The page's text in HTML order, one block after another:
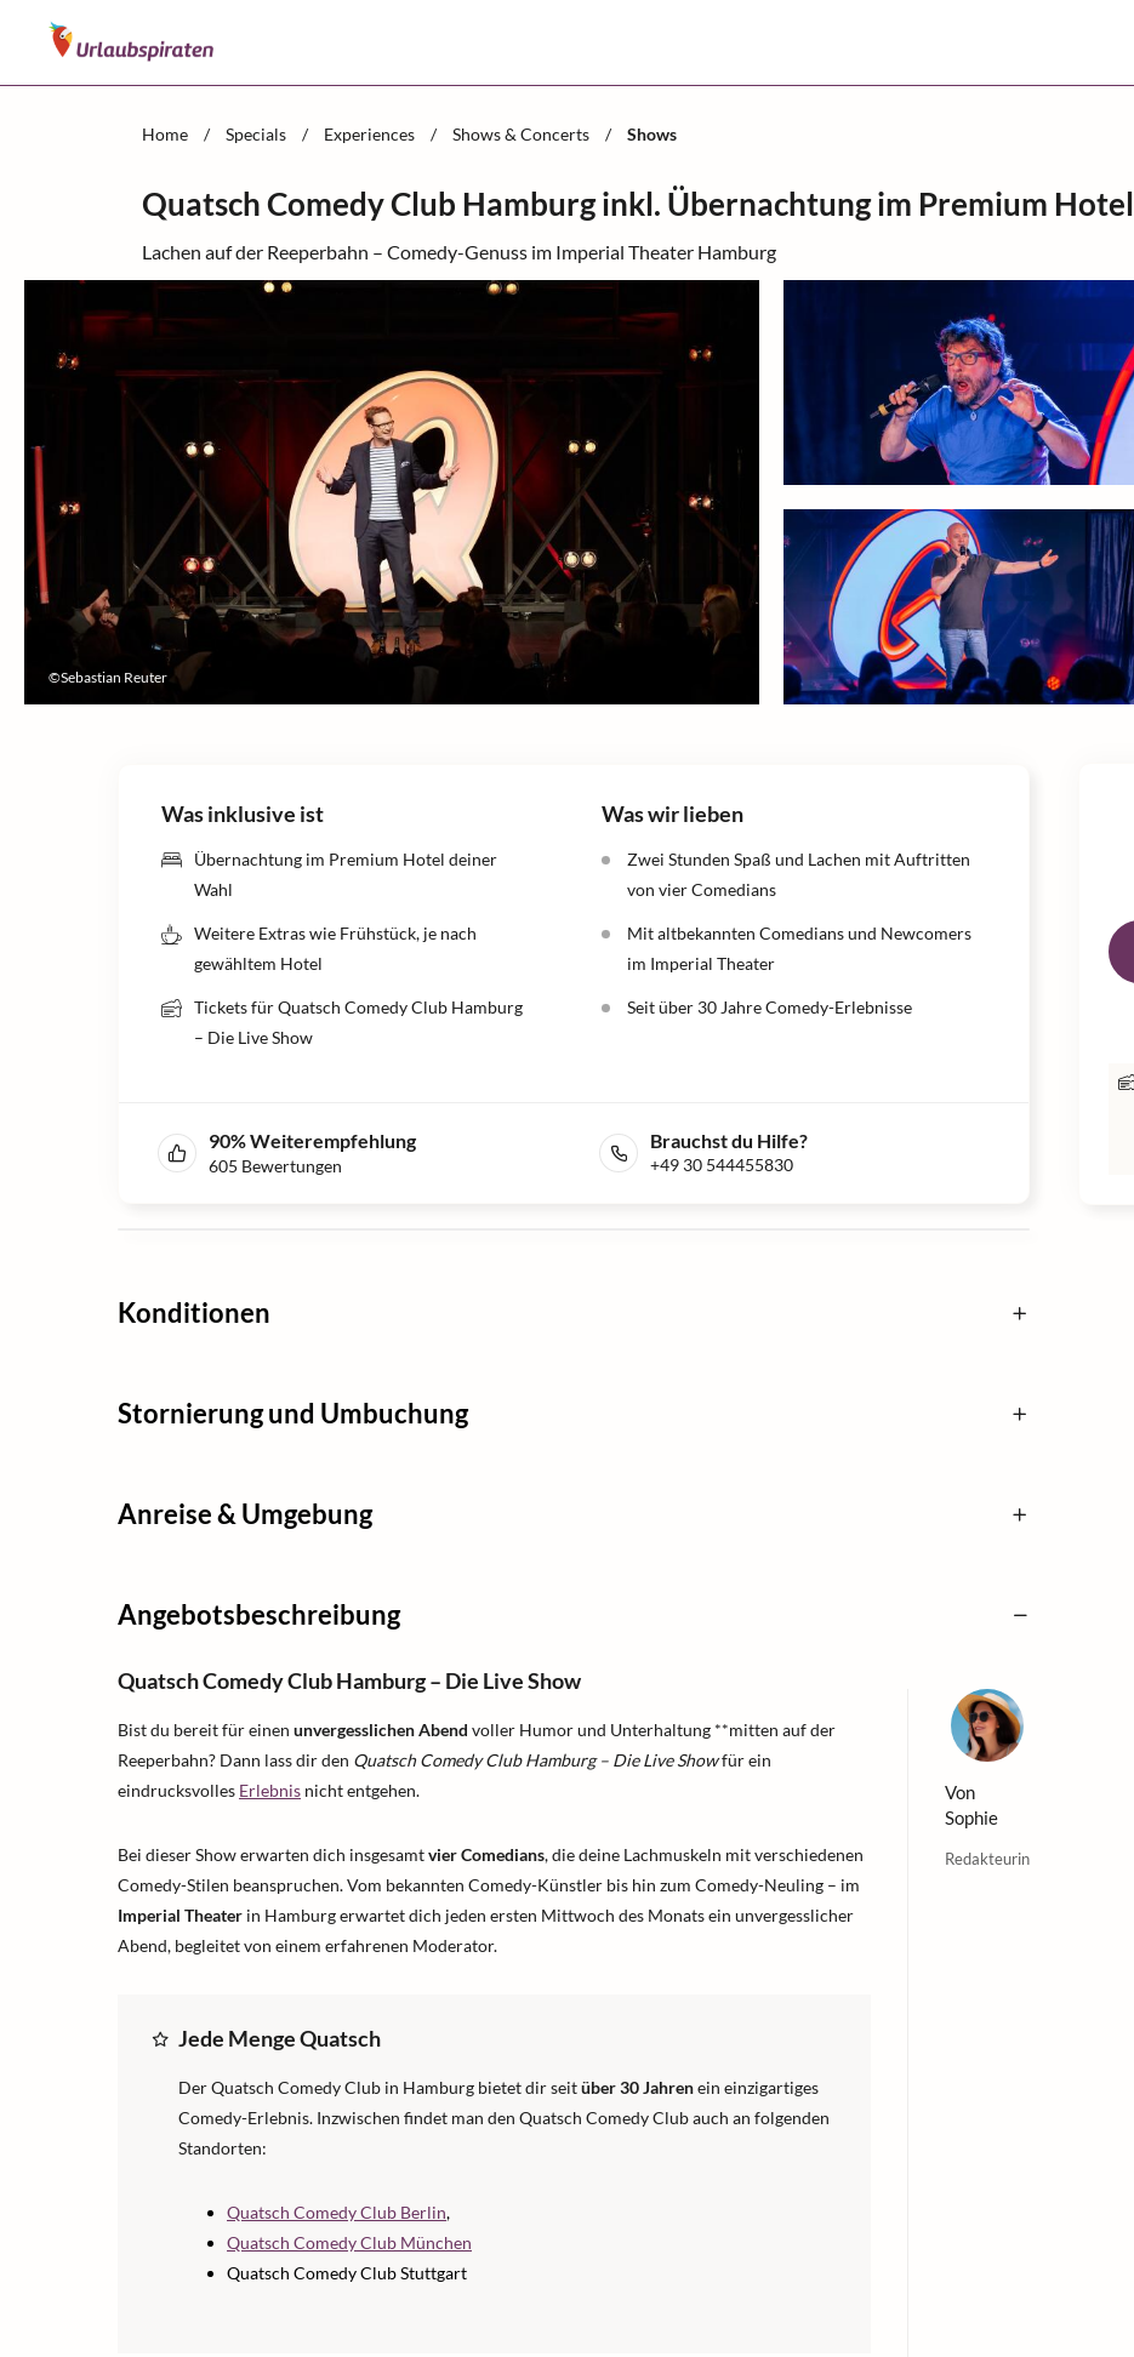
Home / Specials / Experiences / Shows & Concerts / Shows
Quatsch Comedy Club Hamburg inkl. Übernachtung im Premium Hotel
Lachen auf der Reeperbahn – Comedy-Genuss im Imperial Theater Hamburg
©Sebastian Reuter
Was inklusive ist
Übernachtung im Premium Hotel deiner
Wahl
Weitere Extras wie Frühstück, je nach
gewähltem Hotel
Tickets für Quatsch Comedy Club Hamburg
– Die Live Show
Was wir lieben
Zwei Stunden Spaß und Lachen mit Auftritten
von vier Comedians
Mit altbekannten Comedians und Newcomers
im Imperial Theater
Seit über 30 Jahre Comedy-Erlebnisse
90%Weiterempfehlung
605 Bewertungen
Brauchst du Hilfe?
+49 30 544455830
Konditionen
Stornierung und Umbuchung
Anreise & Umgebung
Angebotsbeschreibung
Quatsch Comedy Club Hamburg – Die Live Show
Bist du bereit für einen unvergesslichen Abend voller Humor und Unterhaltung **mitten auf der
Reeperbahn? Dann lass dir den Quatsch Comedy Club Hamburg – Die Live Showfür ein
eindrucksvolles Erlebnis nicht entgehen.
Bei dieser Show erwarten dich insgesamtvier Comedians, die deine Lachmuskeln mit verschiedenen
Comedy-Stilen beanspruchen. Vom bekannten Comedy-Künstler bis hin zum Comedy-Neuling – im
Imperial Theater in Hamburg erwartet dich jeden ersten Mittwoch des Monats ein unvergesslicher
Abend, begleitet von einem erfahrenen Moderator.
Jede Menge Quatsch
Der Quatsch Comedy Club in Hamburg bietet dir seitüber 30 Jahrenein einzigartiges
Comedy-Erlebnis. Inzwischen findet man den Quatsch Comedy Club auch an folgenden
Standorten:
Quatsch Comedy Club Berlin,
Quatsch Comedy Club München
Quatsch Comedy Club Stuttgart
Von
Sophie
Redakteurin